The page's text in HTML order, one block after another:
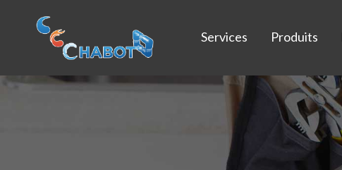
Services Produits